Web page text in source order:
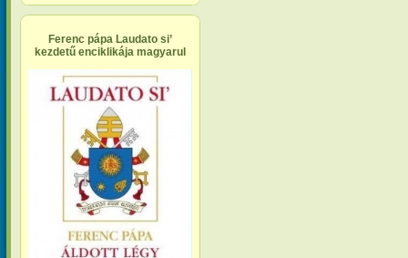
Ferenc pápa Laudato si’
kezdetű enciklikája magyarul